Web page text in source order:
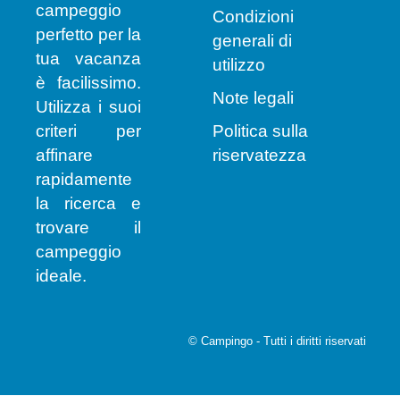
campeggio
perfetto per la
tua vacanza
è facilissimo.
Utilizza i suoi
criteri per
affinare
rapidamente
la ricerca e
trovare il
campeggio
ideale.
Condizioni
generali di
utilizzo
Note legali
Politica sulla
riservatezza
© Campingo - Tutti i diritti riservati